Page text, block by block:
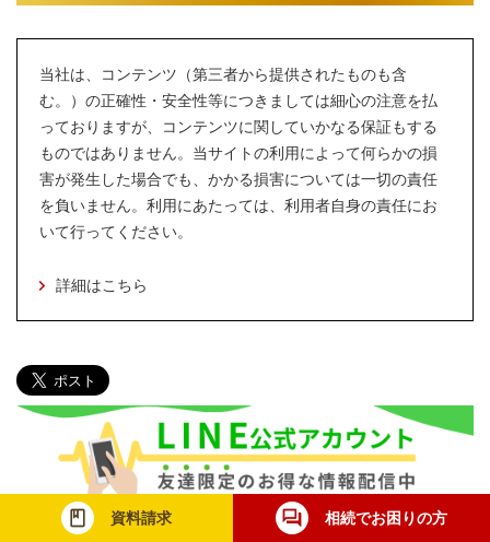
当社は、コンテンツ（第三者から提供されたものも含
む。）の正確性・安全性等につきましては細心の注意を払
っておりますが、コンテンツに関していかなる保証もする
ものではありません。当サイトの利用によって何らかの損
害が発生した場合でも、かかる損害については一切の責任
を負いません。利用にあたっては、利用者自身の責任にお
いて行ってください。
詳細はこちら
資料請求 相続でお困りの方